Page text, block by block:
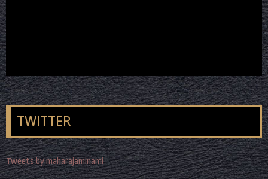
TWITTER
Tweets by maharajaminami